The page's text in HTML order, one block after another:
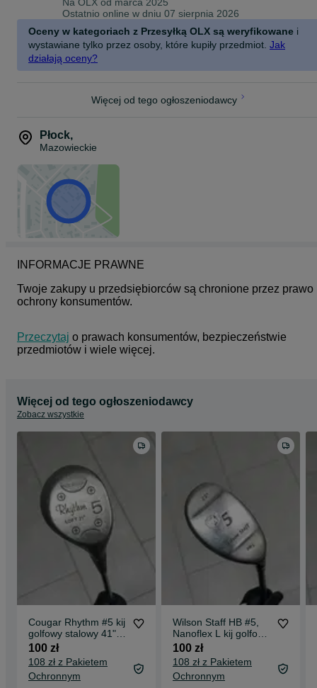
Ostatnio online w dniu 07 sierpnia 2026
Oceny w kategoriach z Przesyłką OLX są weryfikowane i
wystawiane tylko przez osoby, które kupiły przedmiot. Jak
działają oceny?
Więcej od tego ogłoszeniodawcy
Płock,
Mazowieckie
INFORMACJE PRAWNE
Twoje zakupy u przedsiębiorców są chronione przez prawo
ochrony konsumentów.
Przeczytaj o prawach konsumentów, bezpieczeństwie
przedmiotów i wiele więcej.
Więcej od tego ogłoszeniodawcy
Zobacz wszystkie
Cougar Rhythm #5 kij
golfowy stalowy 41"
golf
100 zł
108 zł z Pakietem
Ochronnym
Wilson Staff HB #5,
Nanoflex L kij golfowy
38" golf
100 zł
108 zł z Pakietem
Ochronnym